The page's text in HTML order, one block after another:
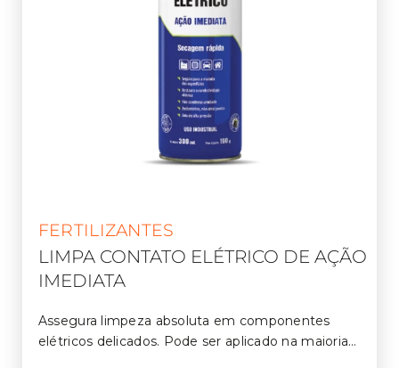
FERTILIZANTES
LIMPA CONTATO ELÉTRICO DE AÇÃO
IMEDIATA
Assegura limpeza absoluta em componentes
elétricos delicados. Pode ser aplicado na maioria